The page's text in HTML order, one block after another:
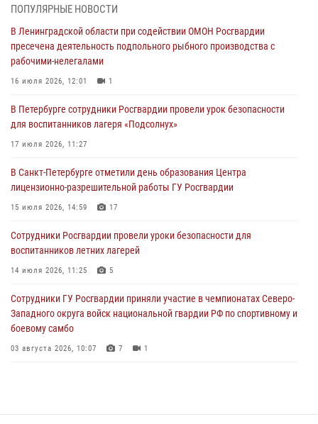
06 августа 2026, 13:39 1
В Центральном районе росгвардейцы оперативно задержали
хулигана, стрелявшего из пускового устройства рядом с жилыми
домами
06 августа 2026, 11:36
Сотрудники и военнослужащие Росгвардии обеспечили
правопорядок при проведении матча "Зенит" - "Балтика"
06 августа 2026, 07:30
В Выборгском районе наряд Росгвардии обнаружил
разыскиваемый преступный автотранспорт
05 августа 2026, 12:25 2
Петербургские росгвардейцы обнаружили объявленный в розыск
автомобиль, ранее использовавшийся при совершении кражи в
Ленобласти
ПОПУЛЯРНЫЕ НОВОСТИ
В Ленинградской области при содействии ОМОН Росгвардии
пресечена деятельность подпольного рыбного производства с
рабочими-нелегалами
16 июля 2026, 12:01 1
В Петербурге сотрудники Росгвардии провели урок безопасности
для воспитанников лагеря «Подсолнух»
17 июля 2026, 11:27
В Санкт-Петербурге отметили день образования Центра
лицензионно-разрешительной работы ГУ Росгвардии
15 июля 2026, 14:59 17
Сотрудники Росгвардии провели уроки безопасности для
воспитанников летних лагерей
14 июля 2026, 11:25 5
Сотрудники ГУ Росгвардии приняли участие в чемпионатах Северо-
Западного округа войск национальной гвардии РФ по спортивному и
боевому самбо
03 августа 2026, 10:07 7 1